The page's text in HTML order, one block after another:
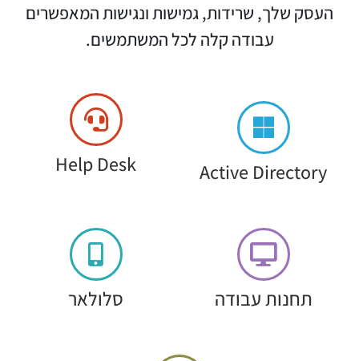
העסק שלך, שרידות, גמישות ונגישות המאפשרים
עבודה קלה לכל המשתמשים.
Active Directory
Help Desk
תחנות עבודה סלולאר